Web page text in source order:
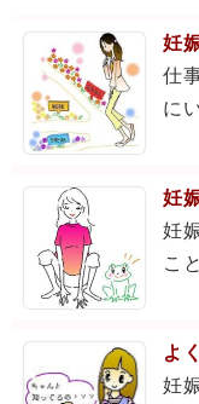
妊
仕
に
妊
妊
こ
よ
妊